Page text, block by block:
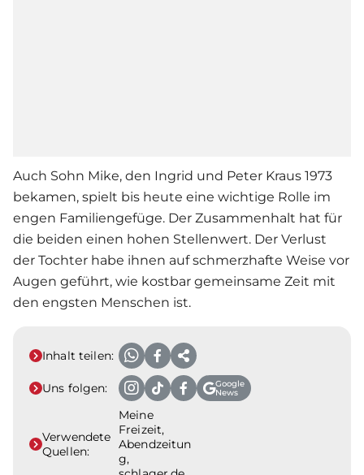
Auch Sohn Mike, den Ingrid und Peter Kraus 1973
bekamen, spielt bis heute eine wichtige Rolle im
engen Familiengefüge. Der Zusammenhalt hat für
die beiden einen hohen Stellenwert. Der Verlust
der Tochter habe ihnen auf schmerzhafte Weise vor
Augen geführt, wie kostbar gemeinsame Zeit mit
den engsten Menschen ist.
Inhalt teilen:
Uns folgen:
Google
News
Verwendete
Quellen:
Meine
Freizeit,
Abendzeitun
g,